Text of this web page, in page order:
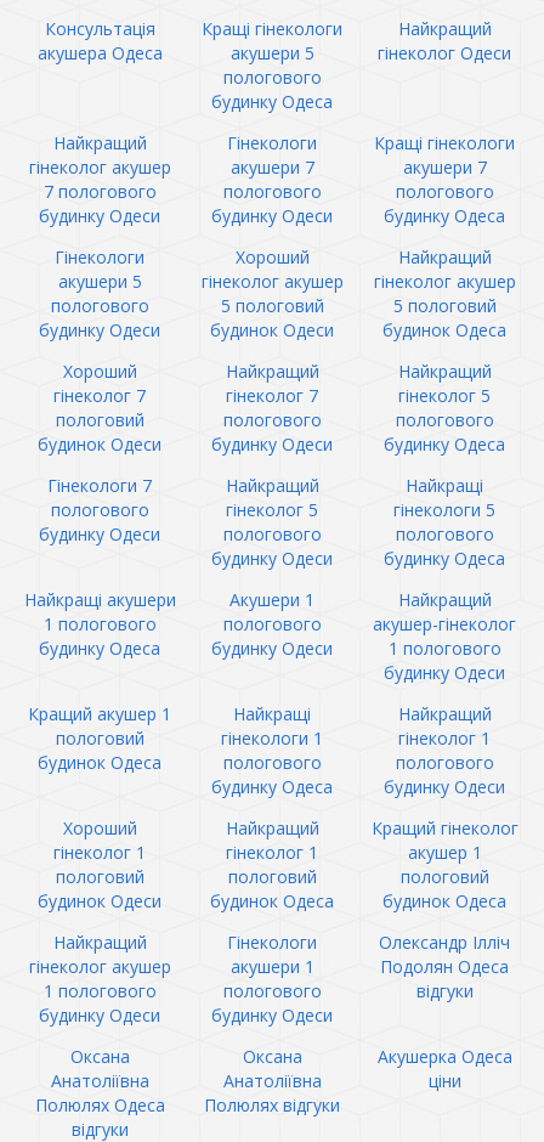
Консультація
акушера Одеса
Кращі гінекологи
акушери 5
пологового
будинку Одеса
Найкращий
гінеколог Одеси
Найкращий
гінеколог акушер
7 пологового
будинку Одеси
Гінекологи
акушери 7
пологового
будинку Одеси
Кращі гінекологи
акушери 7
пологового
будинку Одеса
Гінекологи
акушери 5
пологового
будинку Одеси
Хороший
гінеколог акушер
5 пологовий
будинок Одеси
Найкращий
гінеколог акушер
5 пологовий
будинок Одеса
Хороший
гінеколог 7
пологовий
будинок Одеси
Найкращий
гінеколог 7
пологового
будинку Одеси
Найкращий
гінеколог 5
пологового
будинку Одеса
Гінекологи 7
пологового
будинку Одеси
Найкращий
гінеколог 5
пологового
будинку Одеси
Найкращі
гінекологи 5
пологового
будинку Одеса
Найкращі акушери
1 пологового
будинку Одеса
Акушери 1
пологового
будинку Одеси
Найкращий
акушер-гінеколог
1 пологового
будинку Одеси
Кращий акушер 1
пологовий
будинок Одеса
Найкращі
гінекологи 1
пологового
будинку Одеса
Найкращий
гінеколог 1
пологового
будинку Одеси
Хороший
гінеколог 1
пологовий
будинок Одеси
Найкращий
гінеколог 1
пологовий
будинок Одеса
Кращий гінеколог
акушер 1
пологовий
будинок Одеса
Найкращий
гінеколог акушер
1 пологового
будинку Одеси
Гінекологи
акушери 1
пологового
будинку Одеси
Олександр Ілліч
Подолян Одеса
відгуки
Оксана
Анатоліївна
Полюлях Одеса
відгуки
Оксана
Анатоліївна
Полюлях відгуки
Акушерка Одеса
ціни